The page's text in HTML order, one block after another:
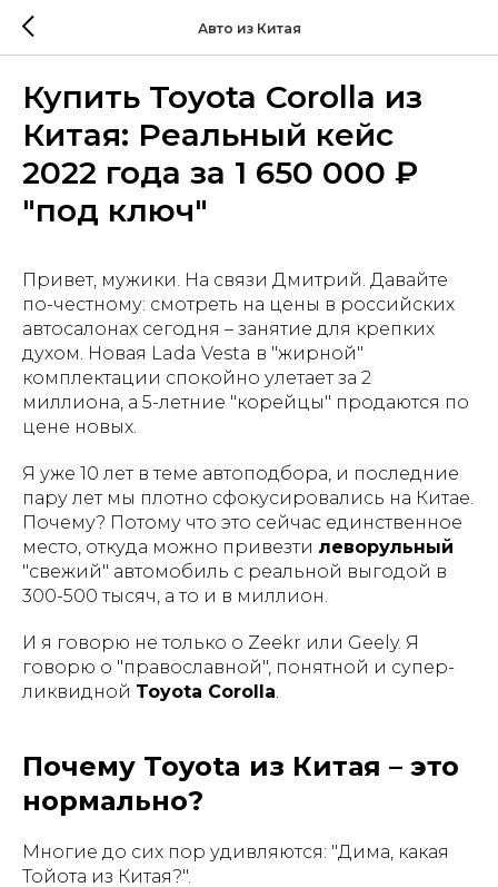
Авто из Китая
Купить Toyota Corolla из
Китая: Реальный кейс
2022 года за 1 650 000 ₽
"под ключ"
Привет, мужики. На связи Дмитрий. Давайте
по-честному: смотреть на цены в российских
автосалонах сегодня – занятие для крепких
духом. Новая Lada Vesta в "жирной"
комплектации спокойно улетает за 2
миллиона, а 5-летние "корейцы" продаются по
цене новых.
Я уже 10 лет в теме автоподбора, и последние
пару лет мы плотно сфокусировались на Китае.
Почему? Потому что это сейчас единственное
место, откуда можно привезти леворульный
"свежий" автомобиль с реальной выгодой в
300-500 тысяч, а то и в миллион.
И я говорю не только о Zeekr или Geely. Я
говорю о "православной", понятной и супер-
ликвидной Toyota Corolla.
Почему Toyota из Китая – это
нормально?
Многие до сих пор удивляются: "Дима, какая
Тойота из Китая?".